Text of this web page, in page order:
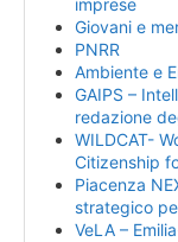
imprese
Giovani e
PNRR
Ambiente e
GAIPS –
redazione
WILDCAT-
Citizenship
Piacenza
strategico
VeLA –